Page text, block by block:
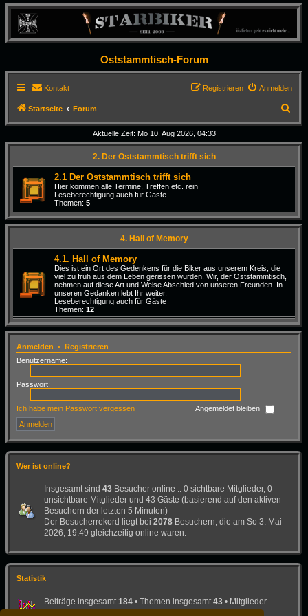
Oststammtisch-Forum
Kontakt Anmelden
Registrieren
Startseite Forum
u
c
Aktuelle Zeit: Mo 10. Aug 2026, 04:33
2. Der Oststammtisch trifft sich
2.1 Der Oststammtisch trifft sich
Hier kommen alle Termine, Treffen etc. rein
Leseberechtigung auch für Gäste
Themen: 5
4. Hall of Memory
4.1. Hall of Memory
Dies ist ein Ort des Gedenkens für die Biker aus unserem Kreis, die
viel zu früh aus dem Leben gerissen wurden. Wir, der Oststammtisch,
nehmen auf diese Art und Weise Abschied von unseren Freunden. In
unseren Gedanken lebt Ihr weiter.
Leseberechtigung auch für Gäste
Themen: 12
Anmelden • Registrieren
Benutzername:
Passwort:
Ich habe mein Passwort vergessen Angemeldet bleiben
Wer ist online?
Insgesamt sind 43 Besucher online :: 0 sichtbare Mitglieder, 0
unsichtbare Mitglieder und 43 Gäste (basierend auf den aktiven
Besuchern der letzten 5 Minuten)
Der Besucherrekord liegt bei 2078 Besuchern, die am So 3. Mai
2026, 19:49 gleichzeitig online waren.
Statistik
Beiträge insgesamt 184 • Themen insgesamt 43 • Mitglieder
insgesamt26• Unser neuestes Mitglied:Bad-Dog